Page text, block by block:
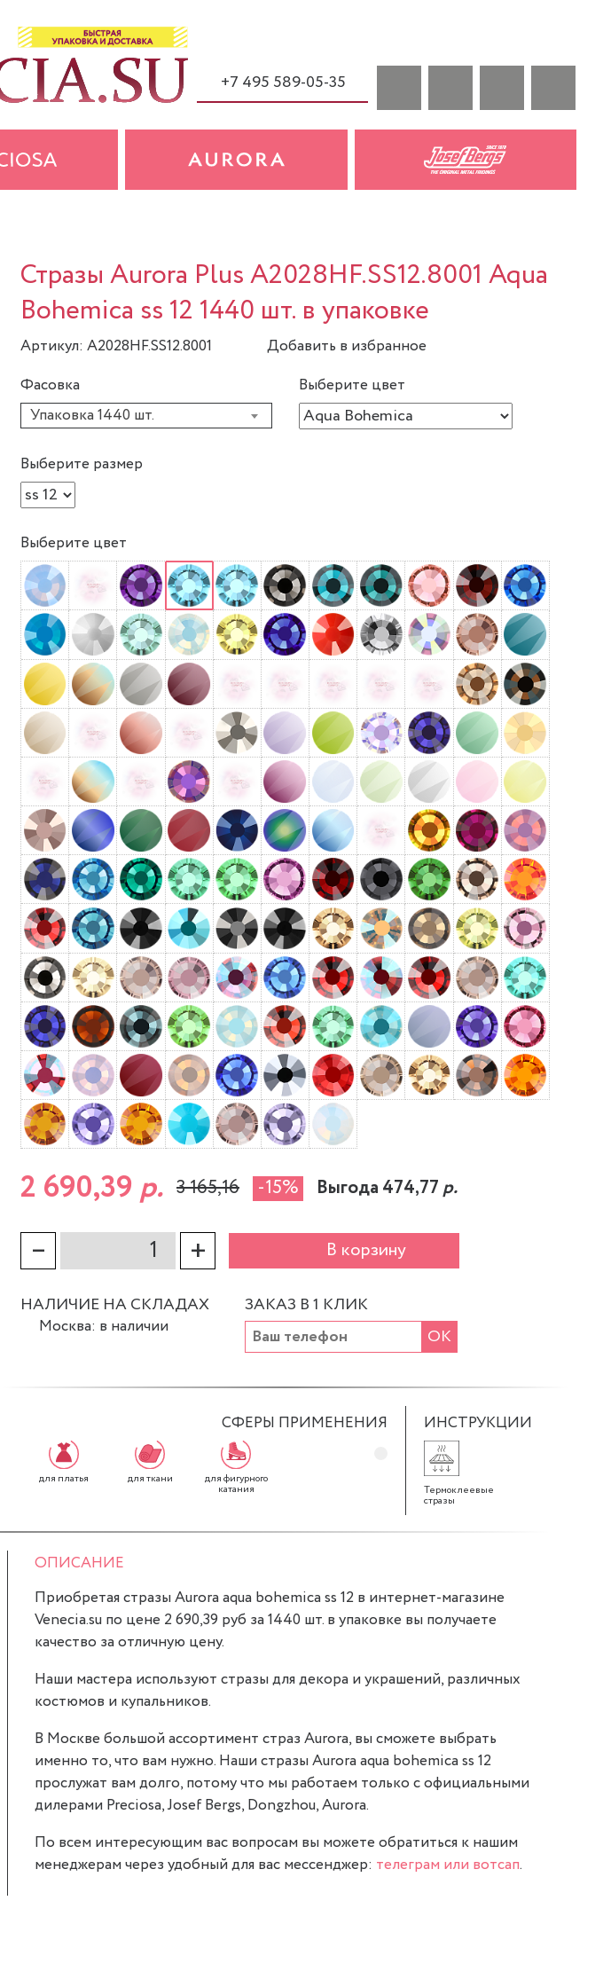
+7 495 589-05-35
Стразы Aurora Plus A2028HF.SS12.8001 Aqua
Bohemica ss 12 1440 шт. в упаковке
Артикул: A2028HF.SS12.8001
Добавить в избранное
Фасовка
Упаковка 1440 шт.
Выберите цвет
Выберите размер
Выберите цвет
2 690,39 р. 3 165,16 -15% Выгода 474,77р.
– + В корзину
НАЛИЧИЕ НА СКЛАДАХ
Москва: в наличии
ЗАКАЗ В 1 КЛИК
ОК
СФЕРЫ ПРИМЕНЕНИЯ
для платья для ткани для фигурного
катания
ИНСТРУКЦИИ
Термоклеевые
стразы
ОПИСАНИЕ
Приобретая стразы Aurora aqua bohemica ss 12 в интернет-магазине
Venecia.su по цене 2 690,39 руб за 1440 шт. в упаковке вы получаете
качество за отличную цену.
Наши мастера используют стразы для декора и украшений, различных
костюмов и купальников.
В Москве большой ассортимент страз Aurora, вы сможете выбрать
именно то, что вам нужно. Наши стразы Aurora aqua bohemica ss 12
прослужат вам долго, потому что мы работаем только с официальными
дилерами Preciosa, Josef Bergs, Dongzhou, Aurora.
По всем интересующим вас вопросам вы можете обратиться к нашим
менеджерам через удобный для вас мессенджер: телеграм или вотсап.